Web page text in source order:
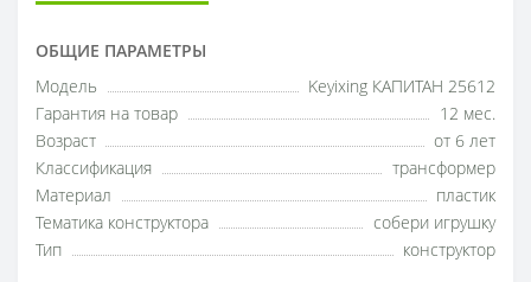
ОБЩИЕ ПАРАМЕТРЫ
Модель
Keyixing КАПИТАН 25612
Гарантия на товар
12 мес.
Возраст
от 6 лет
Классификация
трансформер
Материал
пластик
Тематика конструктора
собери игрушку
Тип
конструктор